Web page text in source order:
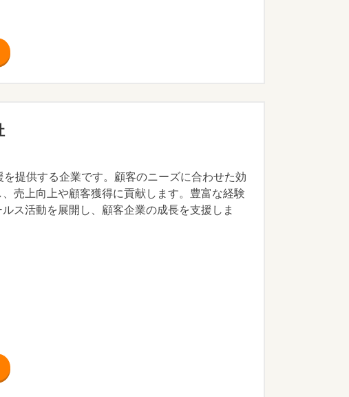
提供する企業です。顧客のニーズに合わせた効
売上向上や顧客獲得に貢献します。豊富な経験
ス活動を展開し、顧客企業の成長を支援しま